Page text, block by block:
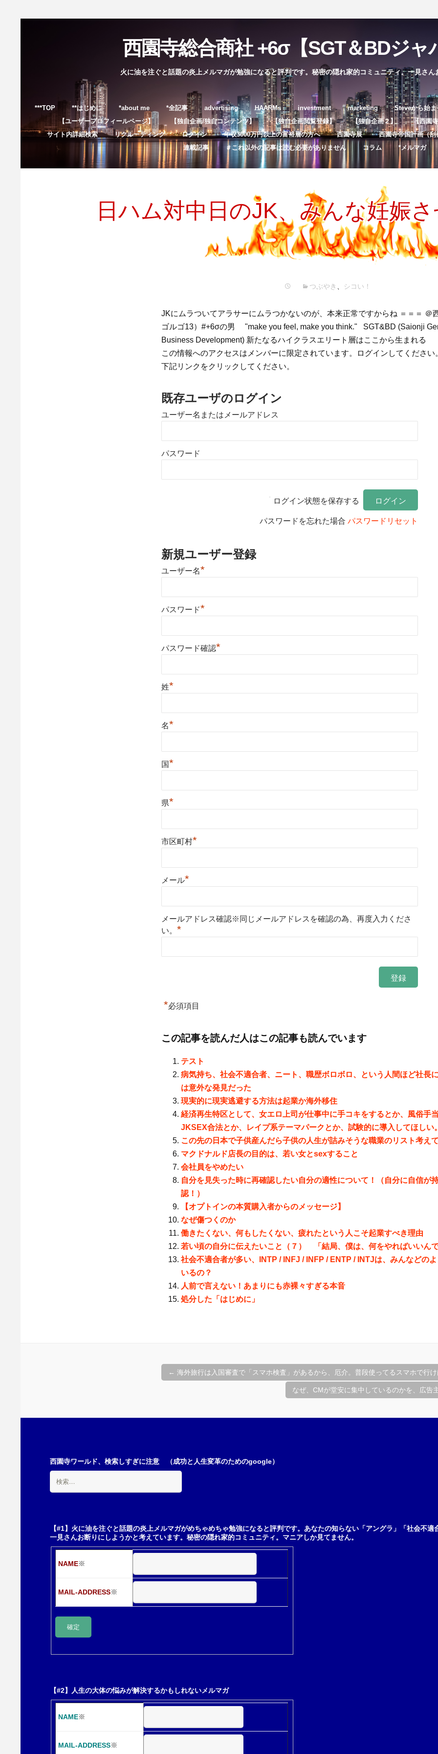
西園寺総合商社 +6σ【SGT＆BDジャ
火に油を注ぐと話題の炎上メルマガが勉強になると評判です。秘密の隠れ家的コミュニティ。一見さん
コ
ン
テ
ン
ッ
***TOP **はじめに *about me *全記事 advertising HAARMs investment marketing Steveから始ま
【ユーザープロフィールページ】
【独自企画/独自コンテンツ】 【独自企画閲覧登録】 【独自企画２】
【西園
サイト内詳細検索
リクルーティング ログイン 年収3000万円以上の富裕層の方へ 西園寺展 西園寺帝国計画（
連載記事
＃これ以外の記事は読む必要がありません コラム *メルマガ
日ハム対中日のJK、みんな妊娠
つぶやき シコい！
JKにムラついてアラサーにムラつかないのが、本来正常ですからね ＝＝＝ ＠
ゴルゴ13）#+6σの男 "make you feel, make you think." SGT&BD (Saionji
Business Development) 新たなるハイクラスエリート層はここから生まれる
この情報へのアクセスはメンバーに限定されています。ログインしてください
下記リンクをクリックしてください。
既存ユーザのログイン
ユーザー名またはメールアドレス
パスワード
ログイン状態を保存する
パスワードを忘れた場合 パスワードリセット
新規ユーザー登録
ユーザー名*
パスワード*
パスワード確認*
姓*
名*
国*
県*
市区町村*
メール*
メールアドレス確認※同じメールアドレスを確認の為、再度入力くださ
い。 *
*必須項目
この記事を読んだ人はこの記事も読んでいます
テスト
病気持ち、社会不適合者、ニート、職歴ボロボロ、という人間ほど社長
は意外な発見だった
現実的に現実逃避する方法は起業か海外移住
経済再生特区として、女エロ上司が仕事中に手コキをするとか、風俗手
JKSEX合法とか、レイプ系テーマパークとか、試験的に導入してほしい。
この先の日本で子供産んだら子供の人生が詰みそうな職業のリスト考え
マクドナルド店長の目的は、若い女とsexすること
会社員をやめたい
自分を見失った時に再確認したい自分の適性について！（自分に自信が
認！）
【オプトインの本質購入者からのメッセージ】
なぜ傷つくのか
働きたくない、何もしたくない、疲れたという人こそ起業すべき理由
若い頃の自分に伝えたいこと（７） 「結局、僕は、何をやればいいん
社会不適合者が多い、INTP / INFJ / INFP / ENTP / INTJは、みんなどの
いるの？
人前で言えない！あまりにも赤裸々すぎる本音
処分した「はじめに」
← 海外旅行は入国審査で「スマホ検査」があるから、厄介。普段使ってるスマホで行け
なぜ、CMが堂安に集中しているのかを、広告
西園寺ワールド、検索しすぎに注意 （成功と人生変革のためのgoogle）
索:
【#1】火に油を注ぐと話題の炎上メルマガがめちゃめちゃ勉強になると評判です。あなたの知らない「アングラ」「社会不
一見さんお断りにしようかと考えています。秘密の隠れ家的コミュニティ。マニアしか見てません。
NAME※
MAIL-ADDRESS※
【#2】人生の大体の悩みが解決するかもしれないメルマガ
NAME※
MAIL-ADDRESS※